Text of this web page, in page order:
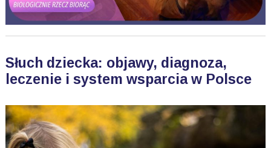
Słuch dziecka: objawy, diagnoza,
leczenie i system wsparcia w Polsce